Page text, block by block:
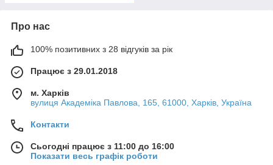
Про нас
100% позитивних з 28 відгуків за рік
Працює з 29.01.2018
м. Харків
вулиця Академіка Павлова, 165, 61000, Харків, Україна
Контакти
Сьогодні працює з 11:00 до 16:00
Показати весь графік роботи